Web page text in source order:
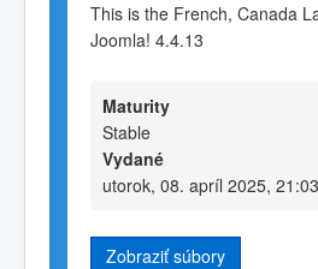
This is the French, Canada
Joomla! 4.4.13
Maturity
Stable
Vydané
utorok, 08. apríl 2025, 21:03
Zobraziť súbory